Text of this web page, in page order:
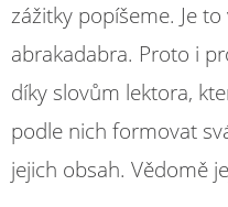
zážitky popíšeme. Je
abrakadabra. Proto i
díky slovům lektora,
podle nich formovat
jejich obsah. Vědomě